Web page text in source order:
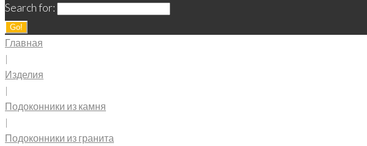
Search for:
Go!
Главная
|
Изделия
|
Подоконники из камня
|
Подоконники из гранита